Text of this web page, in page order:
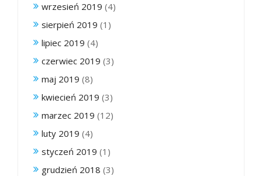
wrzesień 2019 (4)
sierpień 2019 (1)
lipiec 2019 (4)
czerwiec 2019 (3)
maj 2019 (8)
kwiecień 2019 (3)
marzec 2019 (12)
luty 2019 (4)
styczeń 2019 (1)
grudzień 2018 (3)